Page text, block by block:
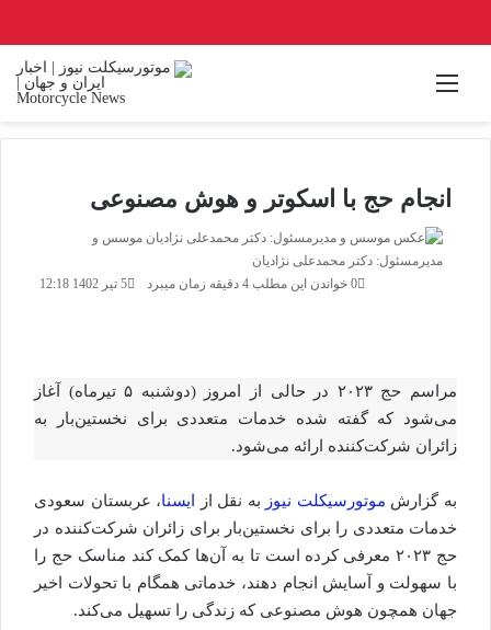
منو
انجام حج با اسکوتر و هوش مصنوعی
موسس و
مدیرمسئول: دکتر محمدعلی نژادیان
ایمیل
5 تیر 1402 12:18 0 خواندن این مطلب 4 دقیقه زمان میبرد
مراسم حج ۲۰۲۳ در حالی از امروز (دوشنبه ۵ تیرماه) آغاز
می‌شود که گفته شده خدمات متعددی برای نخستین‌بار به
زائران شرکت‌کننده ارائه می‌شود.
به گزارش موتورسیکلت نیوز به نقل از ایسنا، عربستان سعودی
خدمات متعددی را برای نخستین‌بار برای زائران شرکت‌کننده در
حج ۲۰۲۳ معرفی کرده است تا به آن‌ها کمک کند مناسک حج را
با سهولت و آسایش انجام دهند، خدماتی همگام با تحولات اخیر
جهان همچون هوش مصنوعی که زندگی را تسهیل می‌کند.